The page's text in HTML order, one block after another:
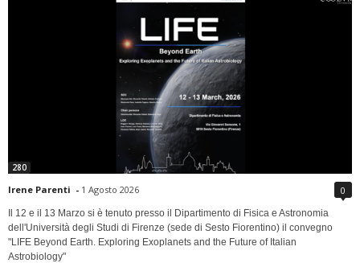
280
Irene Parenti - 1 Agosto 2026 0
Il 12 e il 13 Marzo si è tenuto presso il Dipartimento di Fisica e Astronomia
dell'Università degli Studi di Firenze (sede di Sesto Fiorentino) il convegno
"LIFE Beyond Earth. Exploring Exoplanets and the Future of Italian
Astrobiology"